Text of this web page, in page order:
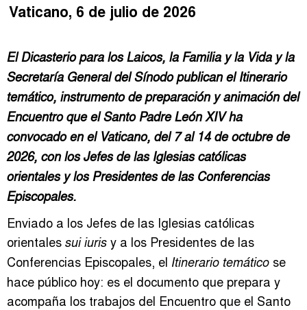
Vaticano, 6 de julio de 2026
El Dicasterio para los Laicos, la Familia y la Vida y la
Secretaría General del Sínodo publican elItinerario
temático, instrumento de preparación y animación del
Encuentro que el Santo Padre León XIV ha
convocado en el Vaticano, del 7 al 14 de octubre de
2026, con los Jefes de las Iglesias católicas
orientales y los Presidentes de las Conferencias
Episcopales.
Enviado a los Jefes de las Iglesias católicas
orientales sui iuris y a los Presidentes de las
Conferencias Episcopales, el Itinerario temático se
hace público hoy: es el documento que prepara y
acompaña los trabajos del Encuentro que el Santo